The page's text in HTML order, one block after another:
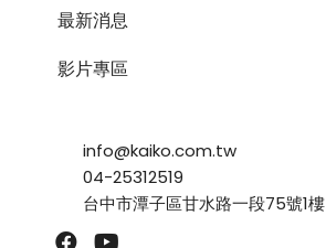
最新消息
影片專區
info@kaiko.com.tw
04-25312519
台中市潭子區甘水路一段75號1樓